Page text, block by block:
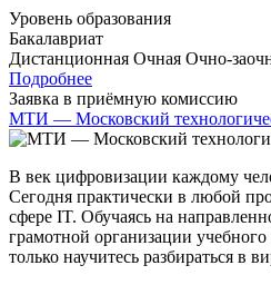
Уровень образования
Бакалавриат
Дистанционная Очная Очно-
Подробнее
Заявка в приёмную комиссию
МТИ — Московский
В век цифровизации каждому
Сегодня практически в любой
сфере IT. Обучаясь на
грамотной организации
только научитесь разбираться в